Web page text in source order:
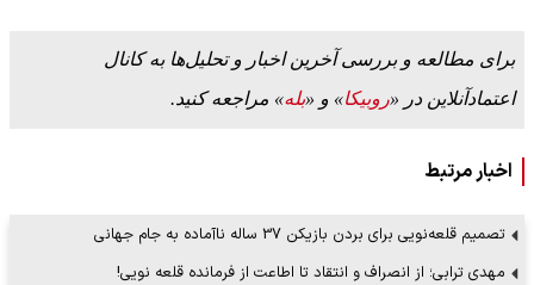
برای مطالعه و بررسی آخرین اخبار و تحلیل‌ها به کانال
اعتمادآنلاین در «روبیکا» و «بله» مراجعه کنید.
اخبار مرتبط
تصمیم قلعه‌نویی برای بردن بازیکن 37 ساله ناآماده به جام جهانی
مهدی ترابی؛ از انصراف و انتقاد تا اطاعت از فرمانده قلعه نویی!